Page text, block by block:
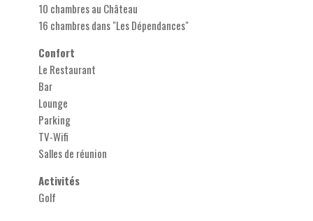
10 chambres au Château
16 chambres dans "Les Dépendances"
Confort
Le Restaurant
Bar
Lounge
Parking
TV-Wifi
Salles de réunion
Activités
Golf